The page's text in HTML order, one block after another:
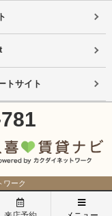
トサイト
ワーク